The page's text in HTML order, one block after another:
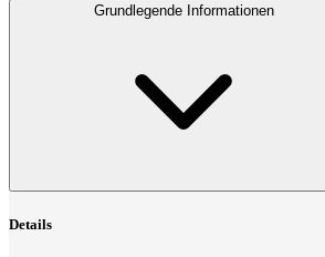
Grundlegende Informationen
Details